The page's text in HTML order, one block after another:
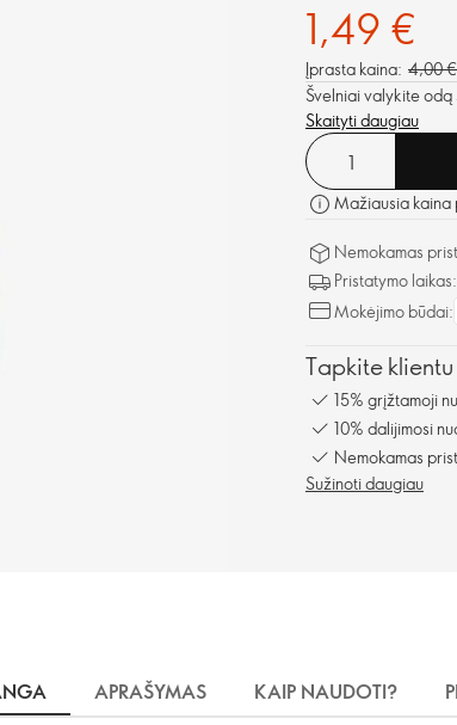
1,49 €
Įprasta kaina: 4,00 €
Švelniai valykite
Skaityti daugiau
Mažiausia kaina
Nemokamas
Pristatymo
Mokėjimo būdai:
Tapkite
15% grįžtamoji
10% dalijimosi
Nemokamas
Sužinoti daugiau
APRAŠYMAS KAIP NAUDOTI?